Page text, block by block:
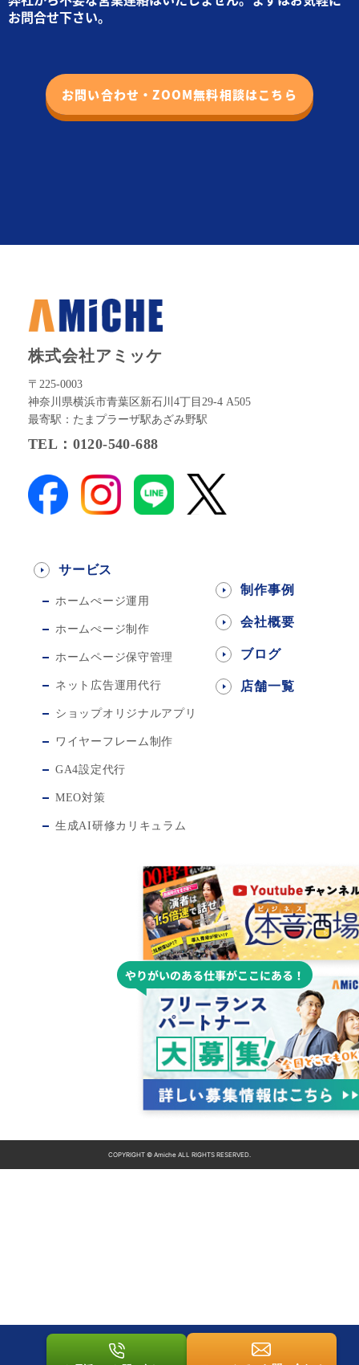
お問合せ下さい。
お問い合わせ・ZOOM無料相談はこちら
株式会社アミッケ
〒225-0003
神奈川県横浜市青葉区新石川4丁目29-4 A505
最寄駅：たまプラーザ駅あざみ野駅
TEL：0120-540-688
サービス
ホームぺージ運用
ホームぺージ制作
ホームページ保守管理
ネット広告運用代行
ショップオリジナルアプリ
ワイヤーフレーム制作
GA4設定代行
MEO対策
生成AI研修カリキュラム
制作事例
会社概要
ブログ
店舗一覧
COPYRIGHT © Amiche ALL RIGHTS RESERVED.